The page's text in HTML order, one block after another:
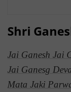
Shri
Jai Ganesh Jai
Jai Ganesg
Mata Jaki